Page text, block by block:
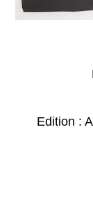
Edition :